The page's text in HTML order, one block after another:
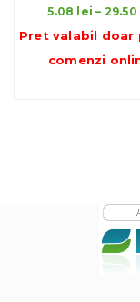
5.08 lei – 29.50
Pret valabil doar
comenzi